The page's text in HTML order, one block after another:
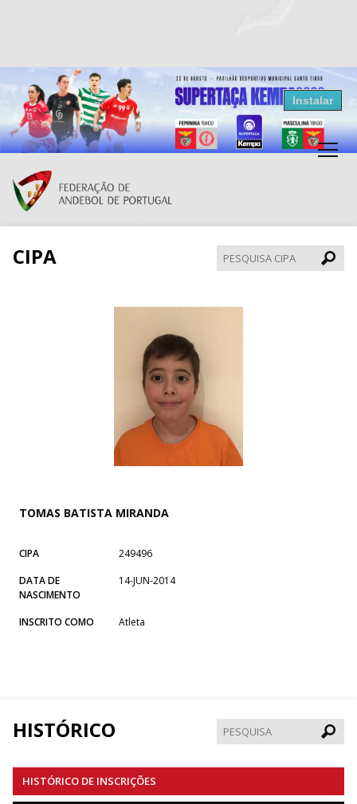
Resultados Andebol
Federação de Andebol de Portugal
Grátis - Disponivel na Play Store
Instalar
CIPA
CIPA
TOMAS BATISTA MIRANDA
CIPA
249496
DATA DE
NASCIMENTO
14-JUN-2014
INSCRITO COMO Atleta
HISTÓRICO
HISTÓRICO DE INSCRIÇÕES